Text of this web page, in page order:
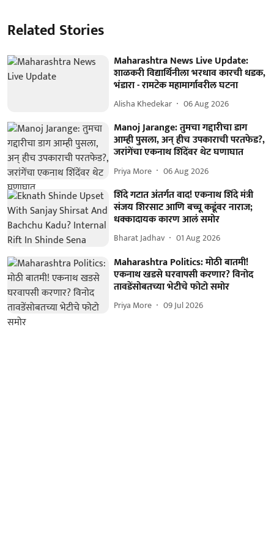
Related Stories
Maharashtra News Live Update:
शाळकरी विद्यार्थिनीला भरधाव कारची धडक,
भंडारा - रामटेक महामार्गावरील घटना
Alisha Khedekar 06 Aug 2026
Manoj Jarange: तुमचा गद्दारीचा डाग
आम्ही पुसला, अन् हीच उपकाराची परतफेड?,
जरांगेंचा एकनाथ शिंदेंवर थेट घणाघात
Priya More 06 Aug 2026
शिंदे गटात अंतर्गत वाद! एकनाथ शिंदे मंत्री
संजय शिरसाट आणि बच्चू कडूंवर नाराज;
धक्कादायक कारण आलं समोर
Bharat Jadhav 01 Aug 2026
Maharashtra Politics: मोठी बातमी!
एकनाथ खडसे घरवापसी करणार? विनोद
तावडेंसोबतच्या भेटीचे फोटो समोर
Priya More 09 Jul 2026